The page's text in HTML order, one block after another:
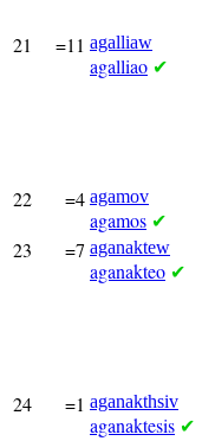
21
=11 agalliaw
agalliao ✔
22
=4 agamov
agamos ✔
23 =7 aganaktew
aganakteo ✔
24
=1 aganakthsiv
aganaktesis ✔